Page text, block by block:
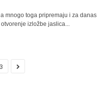
mnogo toga pripremaju i za danas
izložbe jaslica...
3